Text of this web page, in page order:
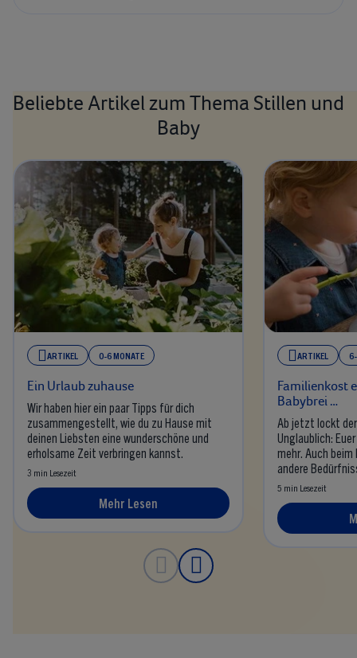
Beliebte Artikel zum Thema Stillen und
Baby
ARTIKEL 0-6 MONATE
Ein Urlaub zuhause
Wir haben hier ein paar Tipps für dich
zusammengestellt, wie du zu Hause mit
deinen Liebsten eine wunderschöne und
erholsame Zeit verbringen kannst.
3 min Lesezeit
Mehr Lesen
ARTIKEL
Familienkost
Babybrei …
Ab jetzt lockt
Unglaublich:
mehr. Auch
andere
5 min Lesezeit